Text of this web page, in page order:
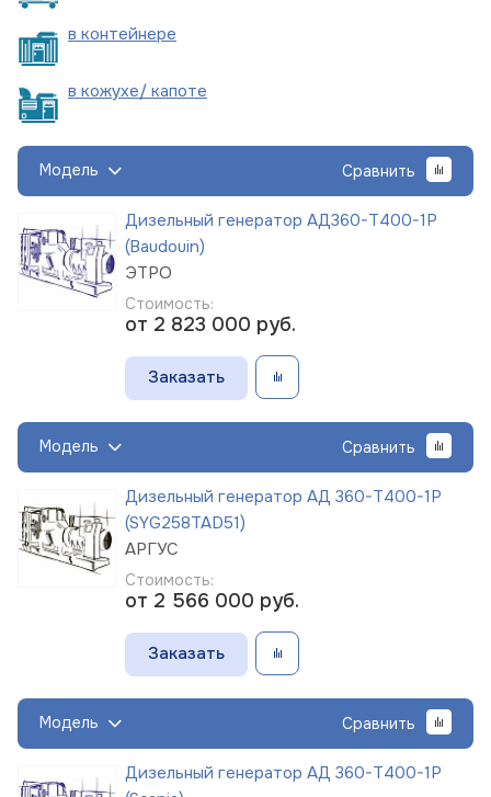
в контейнере
в кожухе/ капоте
Модель Сравнить
Дизельный генератор АД360-Т400-1Р
(Baudouin)
ЭТРО
Стоимость:
от 2 823 000 руб.
Заказать
Модель Сравнить
Дизельный генератор АД 360-Т400-1Р
(SYG258TAD51)
АРГУС
Стоимость:
от 2 566 000 руб.
Заказать
Модель Сравнить
Дизельный генератор АД 360-Т400-1Р